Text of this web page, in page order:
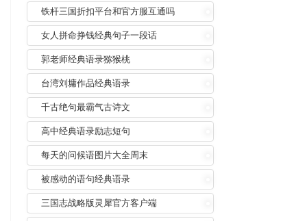
铁杆三国折扣平台和官方服互通吗
女人拼命挣钱经典句子一段话
郭老师经典语录猕猴桃
台湾刘墉作品经典语录
千古绝句最霸气古诗文
高中经典语录励志短句
每天的问候语图片大全周末
被感动的语句经典语录
三国志战略版灵犀官方客户端